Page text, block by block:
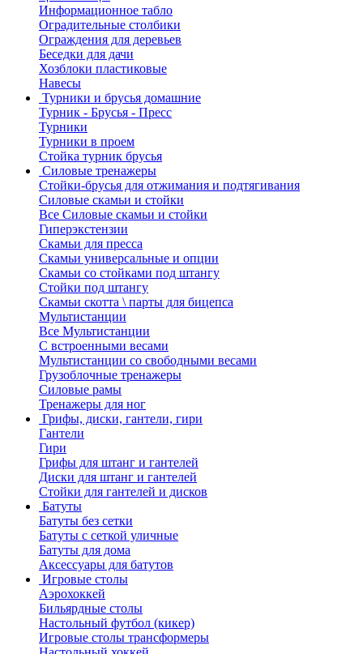
Информационное табло
Оградительные столбики
Ограждения для деревьев
Беседки для дачи
Хозблоки пластиковые
Навесы
Турники и брусья домашние
Турник - Брусья - Пресс
Турники
Турники в проем
Стойка турник брусья
Силовые тренажеры
Стойки-брусья для отжимания и подтягивания
Силовые скамьи и стойки
Все Силовые скамьи и стойки
Гиперэкстензии
Скамьи для пресса
Скамьи универсальные и опции
Скамьи со стойками под штангу
Стойки под штангу
Скамьи скотта \ парты для бицепса
Мультистанции
Все Мультистанции
С встроенными весами
Мультистанции со свободными весами
Грузоблочные тренажеры
Силовые рамы
Тренажеры для ног
Грифы, диски, гантели, гири
Гантели
Гири
Грифы для штанг и гантелей
Диски для штанг и гантелей
Стойки для гантелей и дисков
Батуты
Батуты без сетки
Батуты с сеткой уличные
Батуты для дома
Аксессуары для батутов
Игровые столы
Аэрохоккей
Бильярдные столы
Настольный футбол (кикер)
Игровые столы трансформеры